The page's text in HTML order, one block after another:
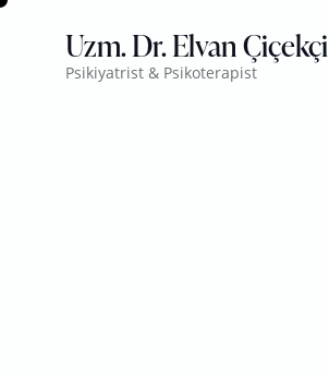
Uzm. Dr. Elvan Çiçekçi
Psikiyatrist & Psikoterapist